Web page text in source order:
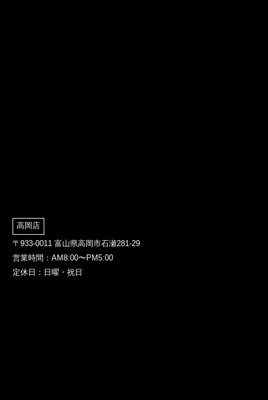
高岡店
〒933-0011 富山県高岡市石瀬281-29
営業時間：AM8:00〜PM5:00
定休日：日曜・祝日